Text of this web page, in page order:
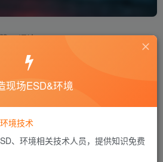
评论
2020.01.07四川攀枝花攀钢集团员工用
行业新闻
6年前 4957
现场ESD&环境
境技术
、环境相关技术人员，提供知识免费